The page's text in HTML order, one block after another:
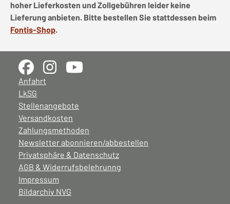
hoher Lieferkosten und Zollgebühren leider keine
Lieferung anbieten. Bitte bestellen Sie stattdessen beim
Fontis-Shop.
Anfahrt
LkSG
Stellenangebote
Versandkosten
Zahlungsmethoden
Newsletter abonnieren/abbestellen
Privatsphäre & Datenschutz
AGB & Widerrufsbelehrunng
Impressum
Bildarchiv NVG